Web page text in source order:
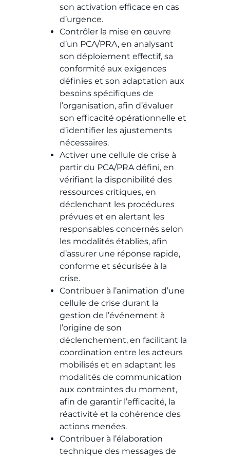
son activation efficace en cas
d’urgence.
Contrôler la mise en œuvre
d’un PCA/PRA, en analysant
son déploiement effectif, sa
conformité aux exigences
définies et son adaptation aux
besoins spécifiques de
l’organisation, afin d’évaluer
son efficacité opérationnelle et
d’identifier les ajustements
nécessaires.
Activer une cellule de crise à
partir du PCA/PRA défini, en
vérifiant la disponibilité des
ressources critiques, en
déclenchant les procédures
prévues et en alertant les
responsables concernés selon
les modalités établies, afin
d’assurer une réponse rapide,
conforme et sécurisée à la
crise.
Contribuer à l’animation d’une
cellule de crise durant la
gestion de l’événement à
l’origine de son
déclenchement, en facilitant la
coordination entre les acteurs
mobilisés et en adaptant les
modalités de communication
aux contraintes du moment,
afin de garantir l’efficacité, la
réactivité et la cohérence des
actions menées.
Contribuer à l’élaboration
technique des messages de